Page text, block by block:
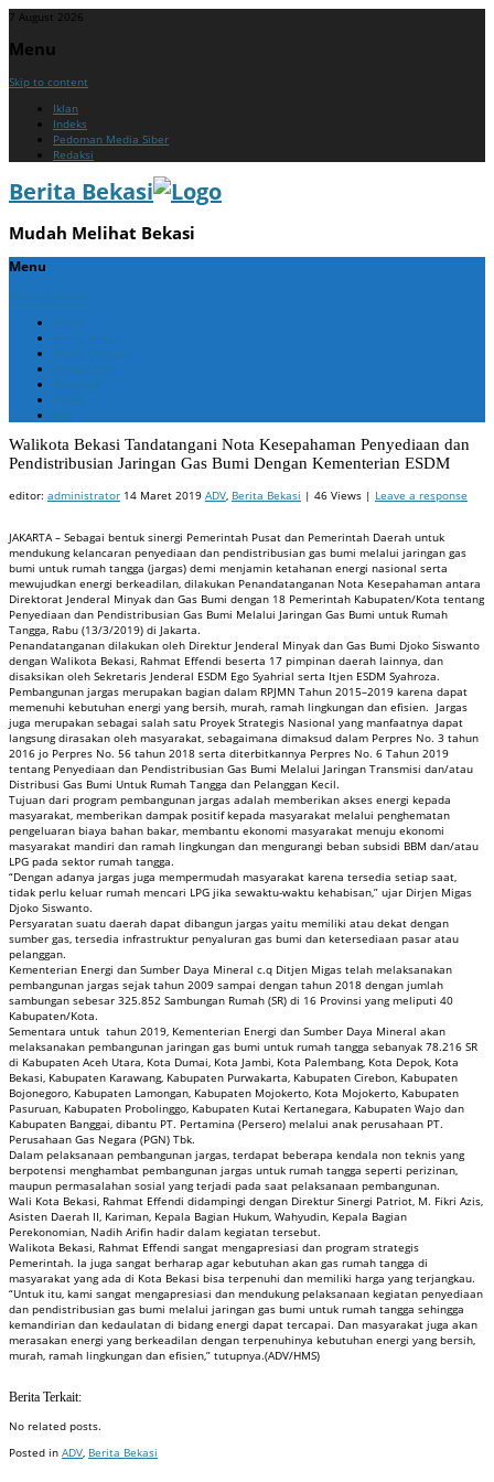
7 August 2026
Menu
Skip to content
Iklan
Indeks
Pedoman Media Siber
Redaksi
Berita Bekasi
Mudah Melihat Bekasi
Menu
Skip to content
Home
Berita Bekasi
Berita Cikarang
Berita Jabar
Nasional
Politik
ADV
Walikota Bekasi Tandatangani Nota Kesepahaman Penyediaan dan
Pendistribusian Jaringan Gas Bumi Dengan Kementerian ESDM
editor: administrator 14 Maret 2019 ADV Berita Bekasi | 46 Views | Leave a response
JAKARTA – Sebagai bentuk sinergi Pemerintah Pusat dan Pemerintah Daerah untuk
mendukung kelancaran penyediaan dan pendistribusian gas bumi melalui jaringan gas
bumi untuk rumah tangga (jargas) demi menjamin ketahanan energi nasional serta
mewujudkan energi berkeadilan, dilakukan Penandatanganan Nota Kesepahaman antara
Direktorat Jenderal Minyak dan Gas Bumi dengan 18 Pemerintah Kabupaten/Kota tentang
Penyediaan dan Pendistribusian Gas Bumi Melalui Jaringan Gas Bumi untuk Rumah
Tangga, Rabu (13/3/2019) di Jakarta.
Penandatanganan dilakukan oleh Direktur Jenderal Minyak dan Gas Bumi Djoko Siswanto
dengan Walikota Bekasi, Rahmat Effendi beserta 17 pimpinan daerah lainnya, dan
disaksikan oleh Sekretaris Jenderal ESDM Ego Syahrial serta Itjen ESDM Syahroza.
Pembangunan jargas merupakan bagian dalam RPJMN Tahun 2015–2019 karena dapat
memenuhi kebutuhan energi yang bersih, murah, ramah lingkungan dan efisien. Jargas
juga merupakan sebagai salah satu Proyek Strategis Nasional yang manfaatnya dapat
langsung dirasakan oleh masyarakat, sebagaimana dimaksud dalam Perpres No. 3 tahun
2016 jo Perpres No. 56 tahun 2018 serta diterbitkannya Perpres No. 6 Tahun 2019
tentang Penyediaan dan Pendistribusian Gas Bumi Melalui Jaringan Transmisi dan/atau
Distribusi Gas Bumi Untuk Rumah Tangga dan Pelanggan Kecil.
Tujuan dari program pembangunan jargas adalah memberikan akses energi kepada
masyarakat, memberikan dampak positif kepada masyarakat melalui penghematan
pengeluaran biaya bahan bakar, membantu ekonomi masyarakat menuju ekonomi
masyarakat mandiri dan ramah lingkungan dan mengurangi beban subsidi BBM dan/atau
LPG pada sektor rumah tangga.
“Dengan adanya jargas juga mempermudah masyarakat karena tersedia setiap saat,
tidak perlu keluar rumah mencari LPG jika sewaktu-waktu kehabisan,” ujar Dirjen Migas
Djoko Siswanto.
Persyaratan suatu daerah dapat dibangun jargas yaitu memiliki atau dekat dengan
sumber gas, tersedia infrastruktur penyaluran gas bumi dan ketersediaan pasar atau
pelanggan.
Kementerian Energi dan Sumber Daya Mineral c.q Ditjen Migas telah melaksanakan
pembangunan jargas sejak tahun 2009 sampai dengan tahun 2018 dengan jumlah
sambungan sebesar 325.852 Sambungan Rumah (SR) di 16 Provinsi yang meliputi 40
Kabupaten/Kota.
Sementara untuk tahun 2019, Kementerian Energi dan Sumber Daya Mineral akan
melaksanakan pembangunan jaringan gas bumi untuk rumah tangga sebanyak 78.216 SR
di Kabupaten Aceh Utara, Kota Dumai, Kota Jambi, Kota Palembang, Kota Depok, Kota
Bekasi, Kabupaten Karawang, Kabupaten Purwakarta, Kabupaten Cirebon, Kabupaten
Bojonegoro, Kabupaten Lamongan, Kabupaten Mojokerto, Kota Mojokerto, Kabupaten
Pasuruan, Kabupaten Probolinggo, Kabupaten Kutai Kertanegara, Kabupaten Wajo dan
Kabupaten Banggai, dibantu PT. Pertamina (Persero) melalui anak perusahaan PT.
Perusahaan Gas Negara (PGN) Tbk.
Dalam pelaksanaan pembangunan jargas, terdapat beberapa kendala non teknis yang
berpotensi menghambat pembangunan jargas untuk rumah tangga seperti perizinan,
maupun permasalahan sosial yang terjadi pada saat pelaksanaan pembangunan.
Wali Kota Bekasi, Rahmat Effendi didampingi dengan Direktur Sinergi Patriot, M. Fikri Azis,
Asisten Daerah II, Kariman, Kepala Bagian Hukum, Wahyudin, Kepala Bagian
Perekonomian, Nadih Arifin hadir dalam kegiatan tersebut.
Walikota Bekasi, Rahmat Effendi sangat mengapresiasi dan program strategis
Pemerintah. Ia juga sangat berharap agar kebutuhan akan gas rumah tangga di
masyarakat yang ada di Kota Bekasi bisa terpenuhi dan memiliki harga yang terjangkau.
“Untuk itu, kami sangat mengapresiasi dan mendukung pelaksanaan kegiatan penyediaan
dan pendistribusian gas bumi melalui jaringan gas bumi untuk rumah tangga sehingga
kemandirian dan kedaulatan di bidang energi dapat tercapai. Dan masyarakat juga akan
merasakan energi yang berkeadilan dengan terpenuhinya kebutuhan energi yang bersih,
murah, ramah lingkungan dan efisien,” tutupnya.(ADV/HMS)
Berita Terkait:
No related posts.
Posted in ADV, Berita Bekasi